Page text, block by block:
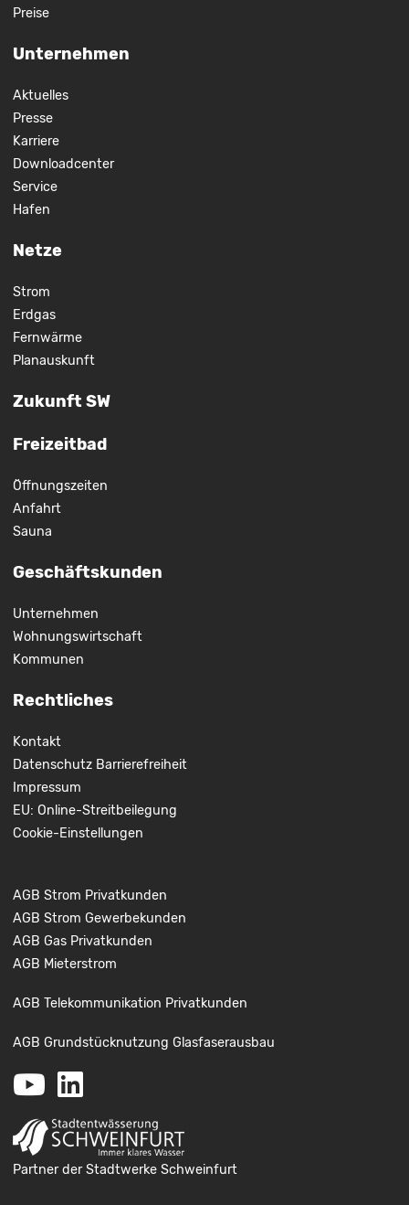
Preise
Unternehmen
Aktuelles
Presse
Karriere
Downloadcenter
Service
Hafen
Netze
Strom
Erdgas
Fernwärme
Planauskunft
Zukunft SW
Freizeitbad
Öffnungszeiten
Anfahrt
Sauna
Geschäftskunden
Unternehmen
Wohnungswirtschaft
Kommunen
Rechtliches
Kontakt
Datenschutz Barrierefreiheit
Impressum
EU: Online-Streitbeilegung
Cookie-Einstellungen
AGB Strom Privatkunden
AGB Strom Gewerbekunden
AGB Gas Privatkunden
AGB Mieterstrom
AGB Telekommunikation Privatkunden
AGB Grundstücknutzung Glasfaserausbau
Youtube
Partner der Stadtwerke Schweinfurt